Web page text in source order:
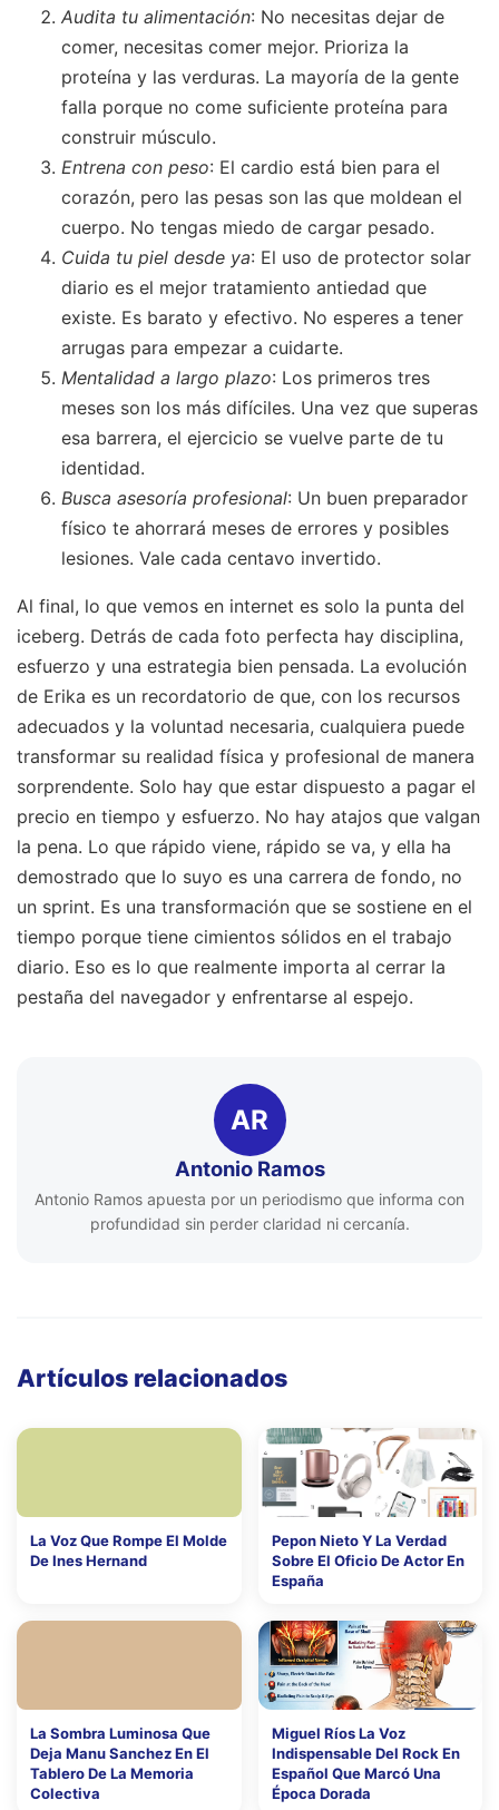
Audita tu alimentación: No necesitas dejar de
comer, necesitas comer mejor. Prioriza la
proteína y las verduras. La mayoría de la gente
falla porque no come suficiente proteína para
construir músculo.
Entrena con peso: El cardio está bien para el
corazón, pero las pesas son las que moldean el
cuerpo. No tengas miedo de cargar pesado.
Cuida tu piel desde ya: El uso de protector solar
diario es el mejor tratamiento antiedad que
existe. Es barato y efectivo. No esperes a tener
arrugas para empezar a cuidarte.
Mentalidad a largo plazo: Los primeros tres
meses son los más difíciles. Una vez que superas
esa barrera, el ejercicio se vuelve parte de tu
identidad.
Busca asesoría profesional: Un buen preparador
físico te ahorrará meses de errores y posibles
lesiones. Vale cada centavo invertido.
Al final, lo que vemos en internet es solo la punta del
iceberg. Detrás de cada foto perfecta hay disciplina,
esfuerzo y una estrategia bien pensada. La evolución
de Erika es un recordatorio de que, con los recursos
adecuados y la voluntad necesaria, cualquiera puede
transformar su realidad física y profesional de manera
sorprendente. Solo hay que estar dispuesto a pagar el
precio en tiempo y esfuerzo. No hay atajos que valgan
la pena. Lo que rápido viene, rápido se va, y ella ha
demostrado que lo suyo es una carrera de fondo, no
un sprint. Es una transformación que se sostiene en el
tiempo porque tiene cimientos sólidos en el trabajo
diario. Eso es lo que realmente importa al cerrar la
pestaña del navegador y enfrentarse al espejo.
AR
Antonio Ramos
Antonio Ramos apuesta por un periodismo que informa con
profundidad sin perder claridad ni cercanía.
Artículos relacionados
La Voz Que Rompe El Molde
De Ines Hernand
Pepon Nieto Y La Verdad
Sobre El Oficio De Actor En
España
La Sombra Luminosa Que
Deja Manu Sanchez En El
Tablero De La Memoria
Colectiva
Miguel Ríos La Voz
Indispensable Del Rock En
Español Que Marcó Una
Época Dorada